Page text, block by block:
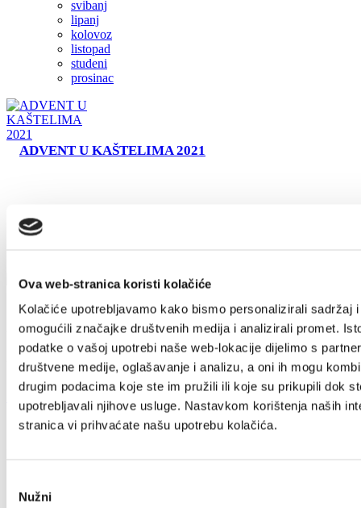
Ova web-stranica koristi kolačiće
Kolačiće upotrebljavamo kako bismo personalizirali sadržaj
omogućili značajke društvenih medija i analizirali promet.
podatke o vašoj upotrebi naše web-lokacije dijelimo s
društvene medije, oglašavanje i analizu, a oni ih mogu
drugim podacima koje ste im pružili ili koje su prikupili dok
upotrebljavali njihove usluge. Nastavkom korištenja naših
stranica vi prihvaćate našu upotrebu kolačića.
pristanka
Nužni
Safe in Dalmatia
hr
+385 21 227 933
svibanj
lipanj
kolovoz
listopad
studeni
prosinac
ADVENT U KAŠTELIMA 2021
Villa Nika, Kamberovo šetalište 30
21216 Kaštel Stari, Hrvatska
+385 21 227 933 info@kastela-info.hr Kutak za iznajmljivače